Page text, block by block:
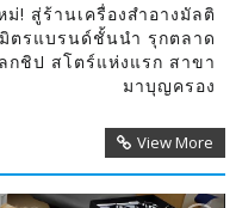
ม่! สู่ร้านเครื่องสำอางมัลติ
ตรแบรนด์ชั้นนำ รุกตลาด
กชิป สโตร์แห่งแรก สาขา
มาบุญครอง
View More